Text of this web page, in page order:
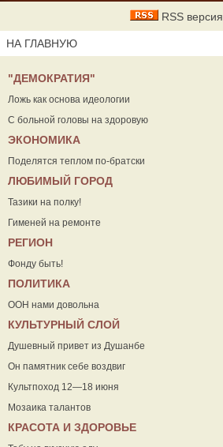
RSS версия
НА ГЛАВНУЮ
"ДЕМОКРАТИЯ"
Ложь как основа идеологии
С больной головы на здоровую
ЭКОНОМИКА
Поделятся теплом по-братски
ЛЮБИМЫЙ ГОРОД
Тазики на полку!
Гименей на ремонте
РЕГИОН
Фонду быть!
ПОЛИТИКА
ООН нами довольна
КУЛЬТУРНЫЙ СЛОЙ
Душевный привет из Душанбе
Он памятник себе воздвиг
Культпоход 12—18 июня
Мозаика талантов
КРАСОТА И ЗДОРОВЬЕ